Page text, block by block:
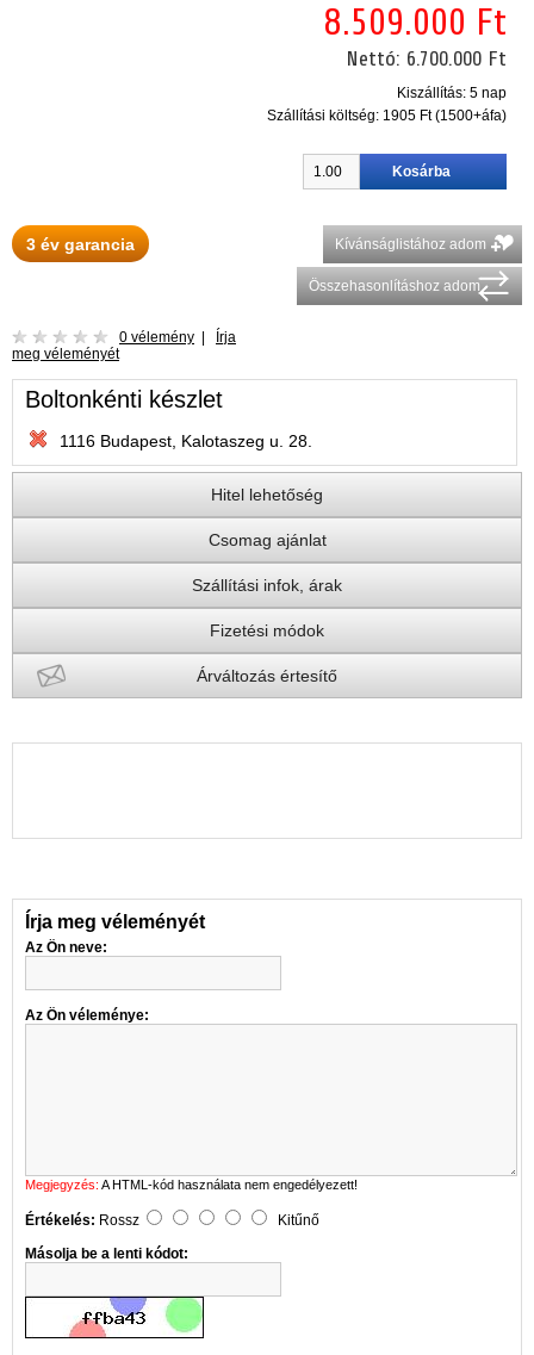
8.509.000 Ft
Nettó: 6.700.000 Ft
Kiszállítás: 5 nap
Szállítási költség: 1905 Ft (1500+áfa)
3 év garancia Kívánságlistához adom
Összehasonlításhoz adom
0 vélemény
Írja
meg véleményét
Boltonkénti készlet
1116 Budapest, Kalotaszeg u. 28.
Hitel lehetőség
Csomag ajánlat
Szállítási infok, árak
Fizetési módok
Árváltozás értesítő
Írja meg véleményét
Az Ön neve:
Az Ön véleménye:
Megjegyzés: A HTML-kód használata nem engedélyezett!
Értékelés: Rossz
Kitűnő
Másolja be a lenti kódot: